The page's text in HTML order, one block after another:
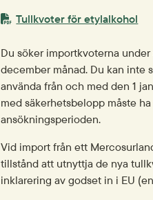
PDF-fil.
Tullkvoter för etylalkohol
Du söker importkvoterna
december månad. Du kan inte
använda från och med den 1
med säkerhetsbelopp måste
ansökningsperioden.
Vid import från ett
tillstånd att utnyttja de nya
inklarering av godset in i EU